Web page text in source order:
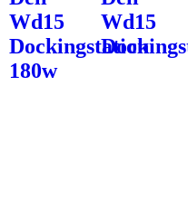
Wd15
Dockingstation
180w
Wd15